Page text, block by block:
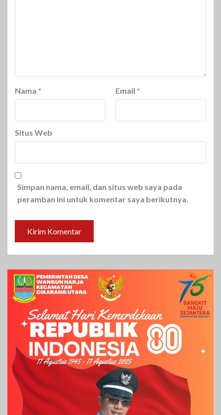
Nama * Email *
Situs Web
Simpan nama, email, dan situs web saya pada
peramban ini untuk komentar saya berikutnya.